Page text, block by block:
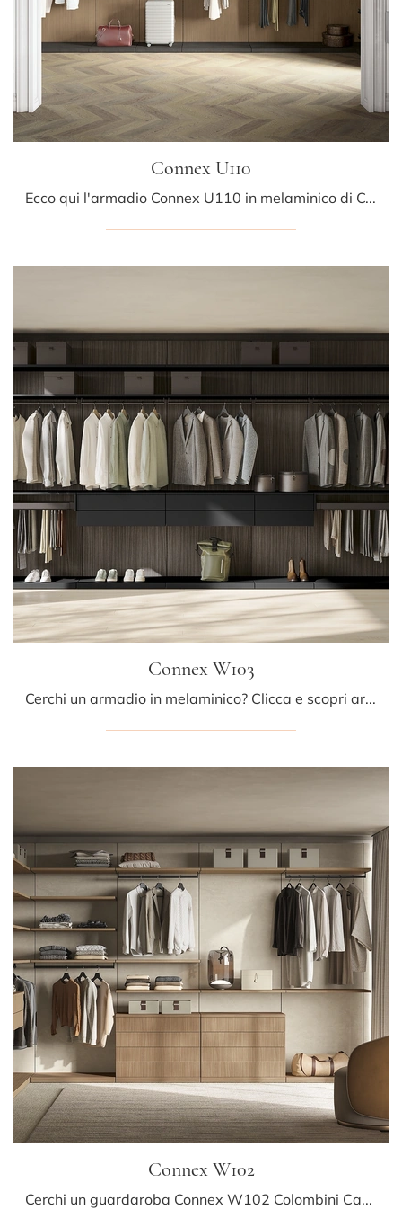
Connex U110
Ecco qui l'armadio Connex U110 in melaminico di Colombini Casa! Una ricca gamma di armadi cabine armadio con ante scorrevoli.
Connex W103
Cerchi un armadio in melaminico? Clicca e scopri armadiature cabine armadio con ante scorrevoli di Colombini Casa.
Connex W102
Cerchi un guardaroba Connex W102 Colombini Casa? Clicca subito! Gli armadi cabine armadio con ante scorrevoli ti aspettano.